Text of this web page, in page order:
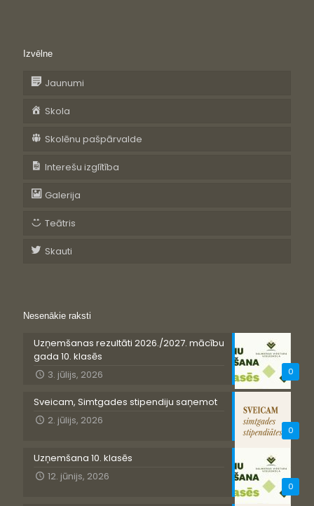
Izvēlne
Jaunumi
Skola
Skolēnu pašpārvalde
Interešu izglītība
Galerija
Teātris
Skauti
Nesenākie raksti
0
Uzņemšanas rezultāti 2026./2027. mācību
gada 10. klasēs
3. jūlijs, 2026
0
Sveicam, Simtgades stipendiju saņemot
2. jūlijs, 2026
0
Uzņemšana 10. klasēs
12. jūnijs, 2026